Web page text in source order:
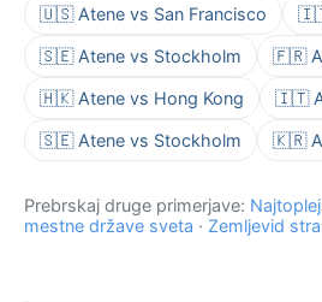
🇺🇸 Atene vs San Francisco
🇸🇪 Atene vs Stockholm 🇫🇷
🇭🇰 Atene vs Hong Kong 🇮🇹
🇸🇪 Atene vs Stockholm 🇰🇷
Prebrskaj druge primerjave:
mestne države sveta · Zemljevid